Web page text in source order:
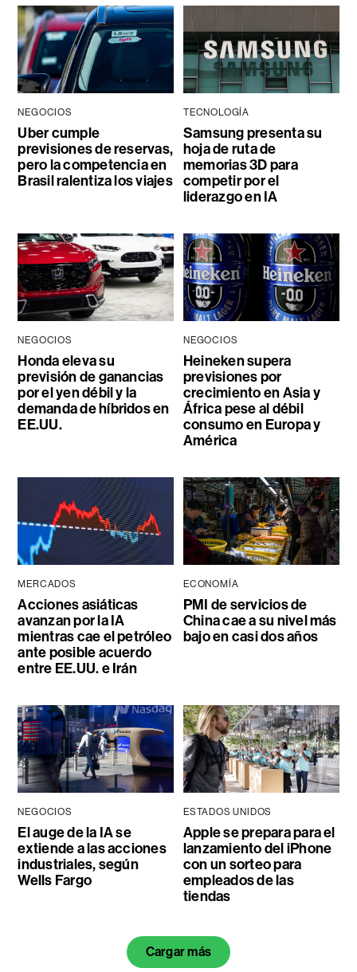
NEGOCIOS
Uber cumple
previsiones de reservas,
pero la competencia en
Brasil ralentiza los viajes
TECNOLOGÍA
Samsung presenta su
hoja de ruta de
memorias 3D para
competir por el
liderazgo en IA
NEGOCIOS
Honda eleva su
previsión de ganancias
por el yen débil y la
demanda de híbridos en
EE.UU.
NEGOCIOS
Heineken supera
previsiones por
crecimiento en Asia y
África pese al débil
consumo en Europa y
América
MERCADOS
Acciones asiáticas
avanzan por la IA
mientras cae el petróleo
ante posible acuerdo
entre EE.UU. e Irán
ECONOMÍA
PMI de servicios de
China cae a su nivel más
bajo en casi dos años
NEGOCIOS
El auge de la IA se
extiende a las acciones
industriales, según
Wells Fargo
ESTADOS UNIDOS
Apple se prepara para el
lanzamiento del iPhone
con un sorteo para
empleados de las
tiendas
Cargar más